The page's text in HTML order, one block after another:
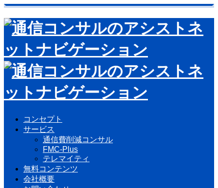
コンセプト
サービス
通信費削減コンサル
FMC-Plus
テレマイティ
無料コンテンツ
会社概要